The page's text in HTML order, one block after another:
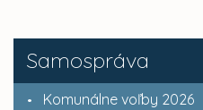
Samospráva
Komunálne voľby 2026